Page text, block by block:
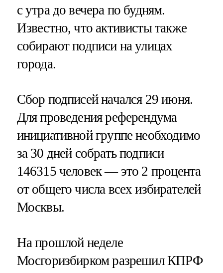
с утра до вечера по будням.
Известно, что активисты также
собирают подписи на улицах
города.
Сбор подписей начался 29 июня.
Для проведения референдума
инициативной группе необходимо
за 30 дней собрать подписи
146315 человек — это 2 процента
от общего числа всех избирателей
Москвы.
На прошлой неделе
Мосгоризбирком разрешил КПРФ